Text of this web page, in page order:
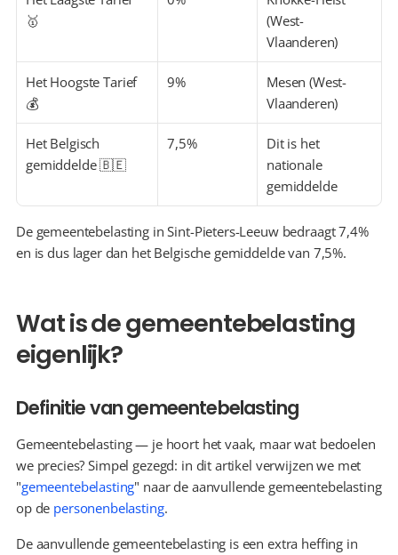
🥇
(West-
Vlaanderen)
Het Hoogste Tarief
💰
9%
Mesen (West-
Vlaanderen)
Het Belgisch
gemiddelde 🇧🇪
7,5%
Dit is het
nationale
gemiddelde
De gemeentebelasting in Sint-Pieters-Leeuw bedraagt 7,4%
en is dus lager dan het Belgische gemiddelde van 7,5%.
Wat is de gemeentebelasting
eigenlijk?
Definitie van gemeentebelasting
Gemeentebelasting — je hoort het vaak, maar wat bedoelen
we precies? Simpel gezegd: in dit artikel verwijzen we met
"gemeentebelasting" naar de aanvullende gemeentebelasting
op de personenbelasting.
De aanvullende gemeentebelasting is een extra heffing in